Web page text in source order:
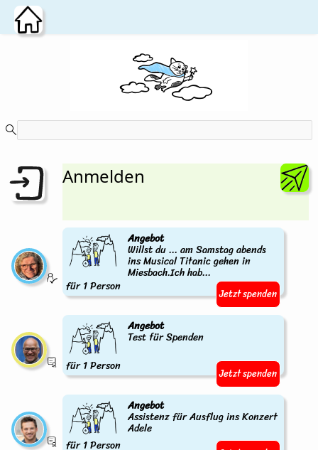
Zum Hauptinhalt wechseln
Anmelden
Angebot
Willst du ... am Samstag abends
ins Musical Titanic gehen in
Miesbach.Ich hab...
für 1 Person Jetzt spenden
Angebot
Test für Spenden
für 1 Person
Jetzt spenden
Angebot
Assistenz für Ausflug ins Konzert
Adele
für 1 Person